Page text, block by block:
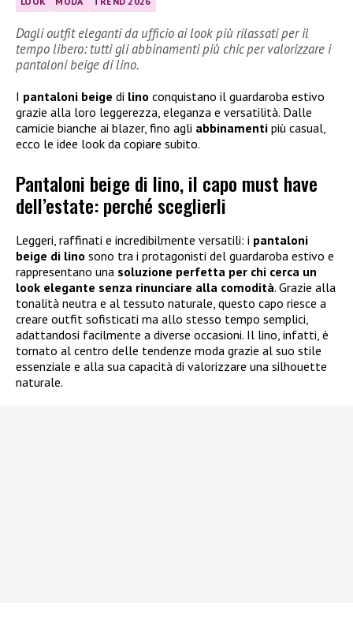
Dagli outfit eleganti da ufficio ai look più rilassati per il
tempo libero: tutti gli abbinamenti più chic per valorizzare i
pantaloni beige di lino.
I pantaloni beige di lino conquistano il guardaroba estivo
grazie alla loro leggerezza, eleganza e versatilità. Dalle
camicie bianche ai blazer, fino agli abbinamenti più casual,
ecco le idee look da copiare subito.
Pantaloni beige di lino, il capo must have
dell’estate: perché sceglierli
Leggeri, raffinati e incredibilmente versatili: i pantaloni
beige di lino sono tra i protagonisti del guardaroba estivo e
rappresentano una soluzione perfetta per chi cerca un
look elegante senza rinunciare alla comodità. Grazie alla
tonalità neutra e al tessuto naturale, questo capo riesce a
creare outfit sofisticati ma allo stesso tempo semplici,
adattandosi facilmente a diverse occasioni. Il lino, infatti, è
tornato al centro delle tendenze moda grazie al suo stile
essenziale e alla sua capacità di valorizzare una silhouette
naturale.